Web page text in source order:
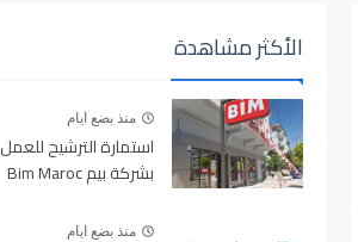
الأكثر مشاهدة
منذ بضع ايام
استمارة الترشيح للعمل
بشركة بيم Bim Maroc
منذ بضع ايام